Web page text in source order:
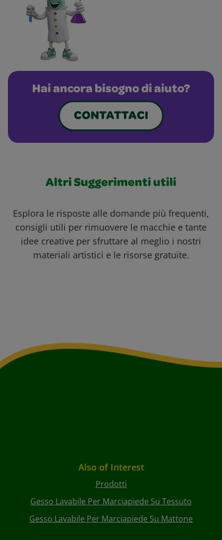
Hai ancora bisogno di aiuto?
CONTATTACI
Altri Suggerimenti utili
Esplora le risposte alle domande più frequenti,
consigli utili per rimuovere le macchie e tante
idee creative per sfruttare al meglio i nostri
materiali artistici e le risorse gratuite.
Also of Interest
Prodotti
Gesso Lavabile Per Marciapiede Su Tessuto
Gesso Lavabile Per Marciapiede Su Mattone